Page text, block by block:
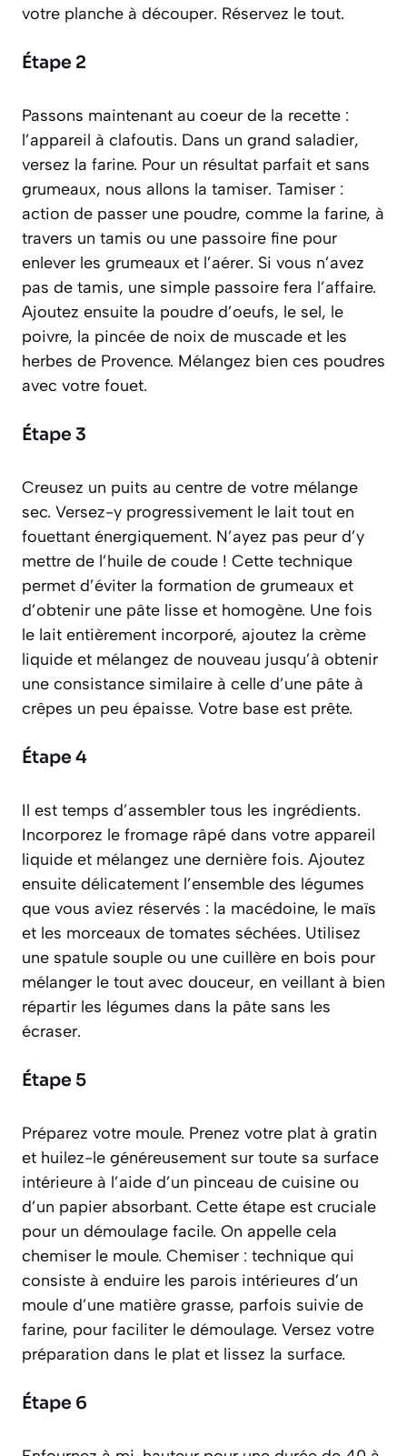
votre planche à découper. Réservez le tout.
Étape 2
Passons maintenant au coeur de la recette :
l’appareil à clafoutis. Dans un grand saladier,
versez la farine. Pour un résultat parfait et sans
grumeaux, nous allons la tamiser. Tamiser :
action de passer une poudre, comme la farine, à
travers un tamis ou une passoire fine pour
enlever les grumeaux et l’aérer. Si vous n’avez
pas de tamis, une simple passoire fera l’affaire.
Ajoutez ensuite la poudre d’oeufs, le sel, le
poivre, la pincée de noix de muscade et les
herbes de Provence. Mélangez bien ces poudres
avec votre fouet.
Étape 3
Creusez un puits au centre de votre mélange
sec. Versez-y progressivement le lait tout en
fouettant énergiquement. N’ayez pas peur d’y
mettre de l’huile de coude ! Cette technique
permet d’éviter la formation de grumeaux et
d’obtenir une pâte lisse et homogène. Une fois
le lait entièrement incorporé, ajoutez la crème
liquide et mélangez de nouveau jusqu’à obtenir
une consistance similaire à celle d’une pâte à
crêpes un peu épaisse. Votre base est prête.
Étape 4
Il est temps d’assembler tous les ingrédients.
Incorporez le fromage râpé dans votre appareil
liquide et mélangez une dernière fois. Ajoutez
ensuite délicatement l’ensemble des légumes
que vous aviez réservés : la macédoine, le maïs
et les morceaux de tomates séchées. Utilisez
une spatule souple ou une cuillère en bois pour
mélanger le tout avec douceur, en veillant à bien
répartir les légumes dans la pâte sans les
écraser.
Étape 5
Préparez votre moule. Prenez votre plat à gratin
et huilez-le généreusement sur toute sa surface
intérieure à l’aide d’un pinceau de cuisine ou
d’un papier absorbant. Cette étape est cruciale
pour un démoulage facile. On appelle cela
chemiser le moule. Chemiser : technique qui
consiste à enduire les parois intérieures d’un
moule d’une matière grasse, parfois suivie de
farine, pour faciliter le démoulage. Versez votre
préparation dans le plat et lissez la surface.
Étape 6